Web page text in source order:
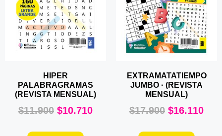
HIPER
PALABRAGRAMAS
(REVISTA MENSUAL)
$11.900 $10.710
EXTRAMATATIEMPO
JUMBO · (REVISTA
MENSUAL)
$17.900 $16.110